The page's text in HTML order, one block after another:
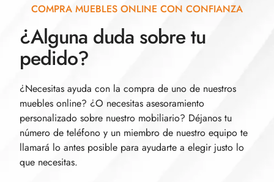
COMPRA MUEBLES ONLINE CON CONFIANZA
¿Alguna duda sobre tu
pedido?
¿Necesitas ayuda con la compra de uno de nuestros
muebles online? ¿O necesitas asesoramiento
personalizado sobre nuestro mobiliario? Déjanos tu
número de teléfono y un miembro de nuestro equipo te
llamará lo antes posible para ayudarte a elegir justo lo
que necesitas.